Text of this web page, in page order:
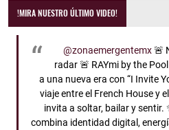
!MIRA NUESTRO ÚLTIMO VIDEO!
@zonaemergentemx🚨
radar 🚨 RAYmi by the
a una nueva era con “I Invite
viaje entre el French House y
invita a soltar, bailar y sentir.
combina identidad digital,